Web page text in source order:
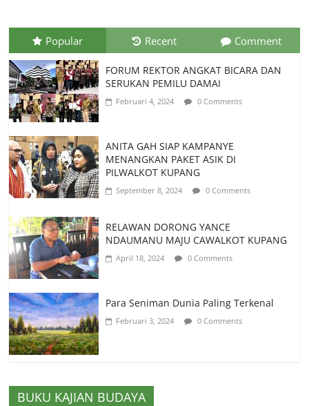
Popular Recent Comment
FORUM REKTOR ANGKAT BICARA DAN
SERUKAN PEMILU DAMAI
Februari 4, 2024 0 Comments
ANITA GAH SIAP KAMPANYE
MENANGKAN PAKET ASIK DI
PILWALKOT KUPANG
September 8, 2024 0 Comments
RELAWAN DORONG YANCE
NDAUMANU MAJU CAWALKOT KUPANG
April 18, 2024 0 Comments
Para Seniman Dunia Paling Terkenal
Februari 3, 2024 0 Comments
BUKU KAJIAN BUDAYA